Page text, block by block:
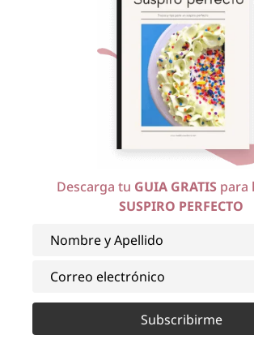
¡Haz clic para puntuar esta entrada!
(Votos:0
Descarga tu GUIA GRATIS para
SUSPIRO PERFECTO
Subscribirme